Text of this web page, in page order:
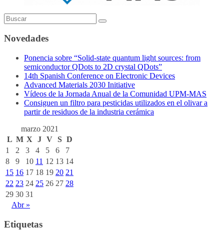
Novedades
Ponencia sobre “Solid-state quantum light sources: from
semiconductor QDots to 2D crystal QDots”
14th Spanish Conference on Electronic Devices
Advanced Materials 2030 Initiative
Vídeos de la Jornada Anual de la Comunidad UPM-MAS
Consiguen un filtro para pesticidas utilizados en el olivar a
partir de residuos de la industria cerámica
marzo 2021
L M X J V S D
1
2 3 4 5 6
7
8
9 10 11 12 13 14
15 16 17 18 19 20 21
22 23 24 25 26 27 28
29 30 31
Abr »
Etiquetas